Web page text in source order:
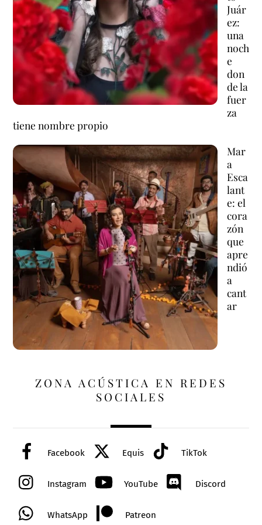
Juár
ez:
una
noch
e
don
de la
fuer
za
tiene nombre propio
Mar
a
Esca
lant
e: el
cora
zón
que
apre
ndió
a
cant
ar
ZONA ACÚSTICA EN REDES
SOCIALES
Facebook Equis TikTok
Instagram YouTube Discord
WhatsApp Patreon